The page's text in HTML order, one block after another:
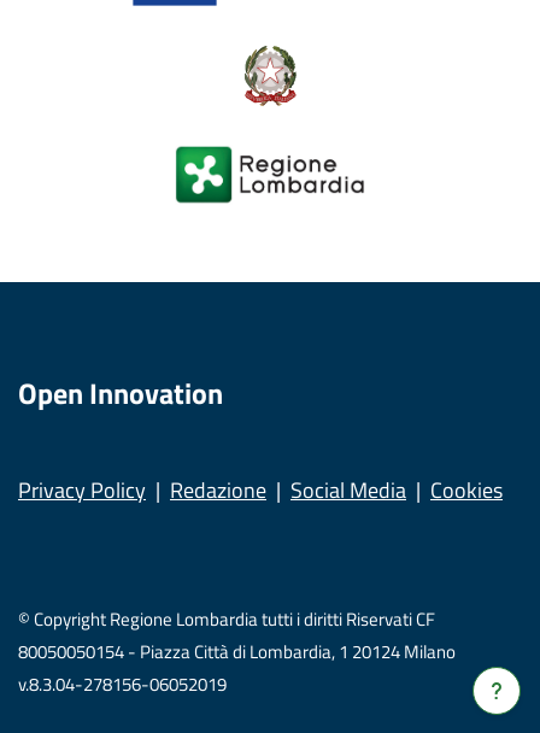
Verrà
Open Innovation
Privacy Policy Redazione Social Media Cookies
© Copyright Regione Lombardia tutti i diritti Riservati CF
80050050154 - Piazza Città di Lombardia, 1 20124 Milano
v.8.3.04-278156-06052019